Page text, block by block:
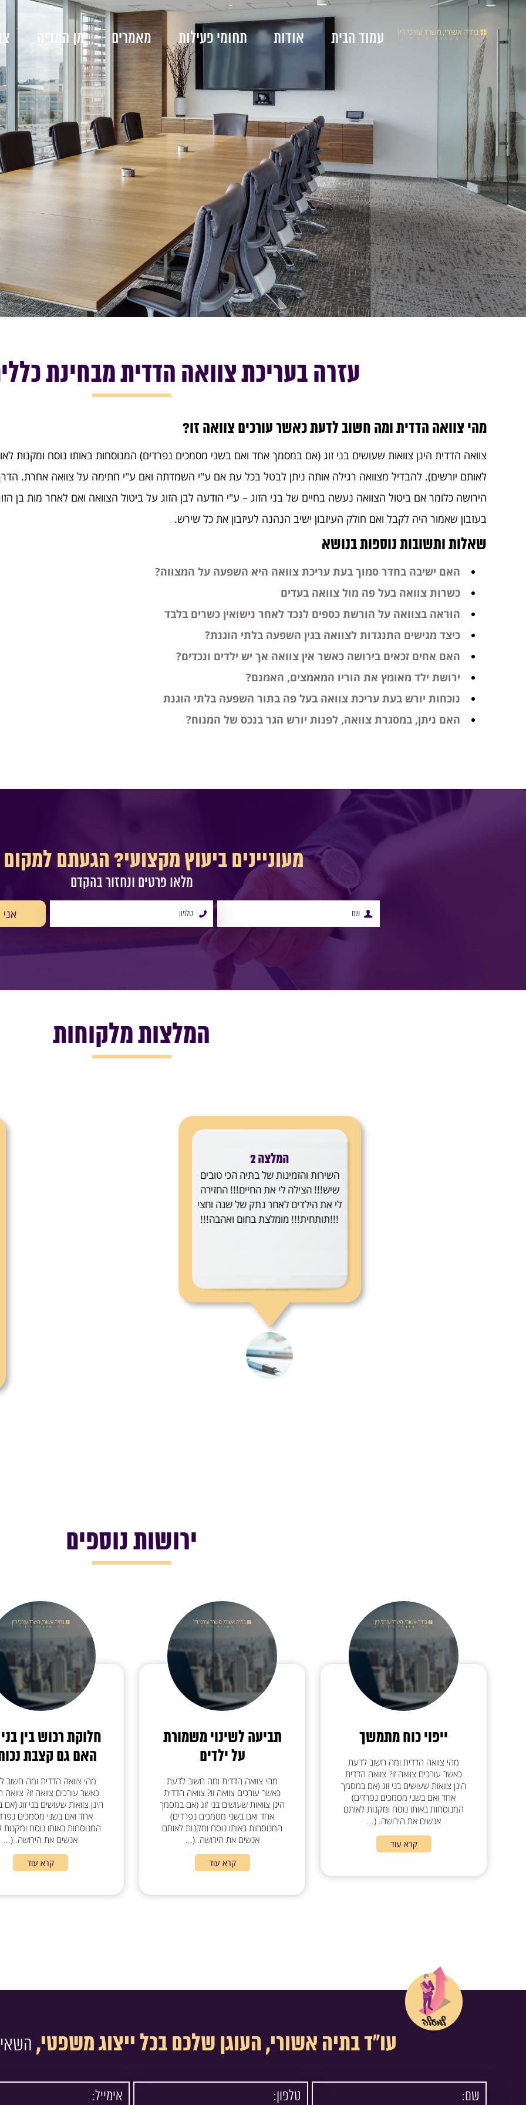
עמוד הבית אודות תחומי פעילות מאמרים מן המדיה
עזרה בעריכת צוואה הדדית מבחינת
מהי צוואה הדדית ומה חשוב לדעת כאשר עורכים צוואה זו?
צוואה הדדית הינן צוואות שעושים בני זוג (אם במסמך אחד ואם בשני מסמכים נפרדים) המנוסחות באותו נוסח
הירושה כלומר אם ביטול הצוואה נעשה בחיים של בני הזוג – ע"י הודעה לבן הזוג על ביטול הצוואה ואם לאחר מות בן
בעזבון שאמור היה לקבל ואם חולק העיזבון ישיב הנהנה לעיזבון את כל שירש.
שאלות ותשובות נוספות בנושא
האם ישיבה בחדר סמוך בעת עריכת צוואה היא השפעה על המצווה?
כשרות צוואה בעל פה מול צוואה בעדים
הוראה בצוואה על הורשת כספים לנכד לאחר נישואין כשרים בלבד
כיצד מגישים התנגדות לצוואה בגין השפעה בלתי הוגנת?
האם אחים זכאים בירושה כאשר אין צוואה אך יש ילדים ונכדים?
ירושת ילד מאומץ את הוריו המאמצים, האמנם?
נוכחות יורש בעת עריכת צוואה בעל פה בתור השפעה בלתי הוגנת
האם ניתן, במסגרת צוואה, לפנות יורש הגר בנכס של המנוח?
מעוניינים ביעוץ מקצועי? הגעתם למקום
מלאו פרטים ונחזור בהקדם
המלצות מלקוחות
ההתעקשות של בתיה לעמוד בהסכם
ששומר על הילדים שלנו הייתה שווה
את כל הדרך. אני לא יכול לתאר עד
כמה עזרת לנו למצוא את הדרך
מערכת יחסים עם הילדים. תודה על כל
מה שעשית ועל זה שלא וויתרת על
העתיד שלי ושל הילדים שלי!
ירושות נוספים
ייפוי כוח מתמשך
מהי צוואה הדדית ומה חשוב לדעת
כאשר עורכים צוואה זו? צוואה הדדית
הינן צוואות שעושים בני זוג (אם במסמך
אחד ואם בשני מסמכים נפרדים)
המנוסחות באותו נוסח ומקנות לאותם
אנשים את הירושה. (...
קרא עוד
תביעה לשינוי משמורת
על ילדים
מהי צוואה הדדית ומה חשוב לדעת
כאשר עורכים צוואה זו? צוואה הדדית
הינן צוואות שעושים בני זוג (אם במסמך
אחד ואם בשני מסמכים נפרדים)
המנוסחות באותו נוסח ומקנות לאותם
אנשים את הירושה. (...
קרא עוד
חלוקת רכוש בין
האם גם קצבת
מהי צוואה הדדית ומה חשוב
כאשר עורכים צוואה זו? צוואה
הינן צוואות שעושים בני זוג
אחד ואם בשני מסמכים
המנוסחות באותו נוסח ומקנות
אנשים את הירושה. (...
קרא עוד
עו"ד בתיה אשורי, העוגן שלכם בכל ייצוג משפטי,